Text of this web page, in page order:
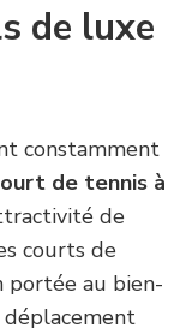
de luxe
constamment
de tennis à
de
courts de
portée au bien-
déplacement